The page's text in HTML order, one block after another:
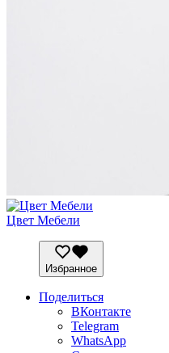
Цвет Мебели
Избранное
Поделиться
ВКонтакте
Telegram
WhatsApp